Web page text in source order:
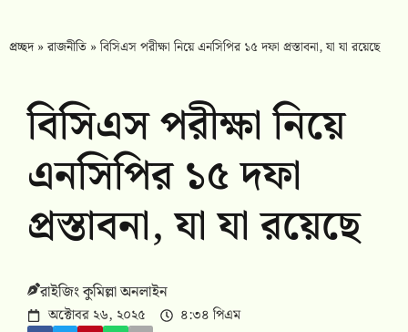
প্রচ্ছদ»রাজনীতি »বিসিএস পরীক্ষা নিয়ে এনসিপির ১৫ দফা প্রস্তাবনা, যা যা রয়েছে
বিসিএস পরীক্ষা নিয়ে
এনসিপির ১৫ দফা
প্রস্তাবনা, যা যা রয়েছে
রাইজিং কুমিল্লা অনলাইন
অক্টোবর ২৬, ২০২৫ ৪:৩৪ পিএম